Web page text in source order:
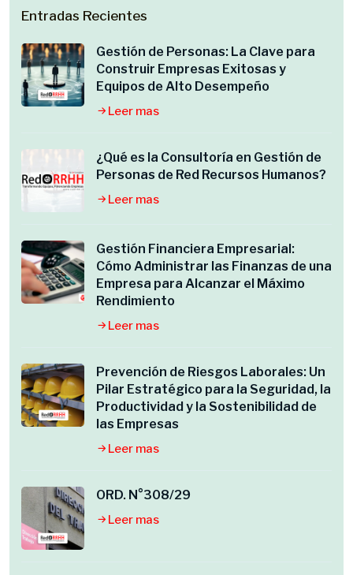
Entradas Recientes
Gestión de Personas: La Clave para
Construir Empresas Exitosas y
Equipos de Alto Desempeño
Leer mas
¿Qué es la Consultoría en Gestión de
Personas de Red Recursos Humanos?
Leer mas
Gestión Financiera Empresarial:
Cómo Administrar las Finanzas de una
Empresa para Alcanzar el Máximo
Rendimiento
Leer mas
Prevención de Riesgos Laborales: Un
Pilar Estratégico para la Seguridad, la
Productividad y la Sostenibilidad de
las Empresas
Leer mas
ORD. N°308/29
Leer mas